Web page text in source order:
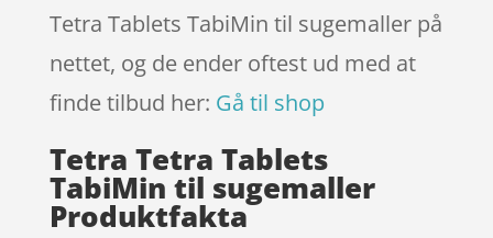
Tetra Tablets TabiMin til sugemaller på
nettet, og de ender oftest ud med at
finde tilbud her: Gå til shop
Tetra Tetra Tablets
TabiMin til sugemaller
Produktfakta